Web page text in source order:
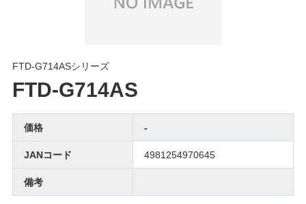
FTD-G714ASシリーズ
FTD-G714AS
価格
-
JANコード
4981254970645
備考